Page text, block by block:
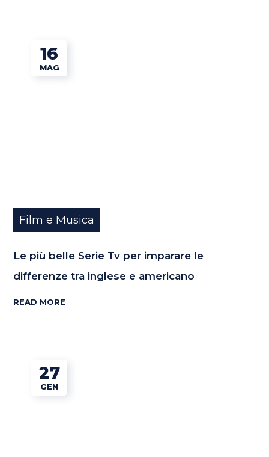
16
MAG
Film e Musica
Le più belle Serie Tv per imparare le
differenze tra inglese e americano
READ MORE
27
GEN